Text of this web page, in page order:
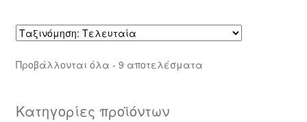
Προβάλλονται όλα - 9 αποτελέσματαSorted
Κατηγορίες προϊόντων